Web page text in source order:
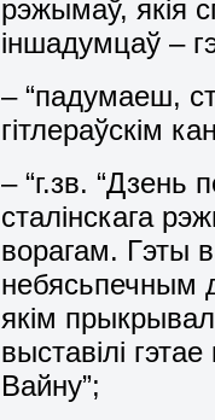
рэжымаў, якія
іншадумцаў –
– “падумаеш,
гітлераўскім
– “г.зв. “Дзень
сталінскага
ворагам. Гэты
небясьпечным
якім
выставілі
Вайну”;